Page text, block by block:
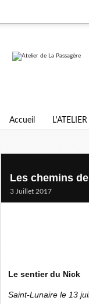
Accueil
Les chemins
3 Juillet 2017
Le sentier du Nick
Saint-Lunaire le 13